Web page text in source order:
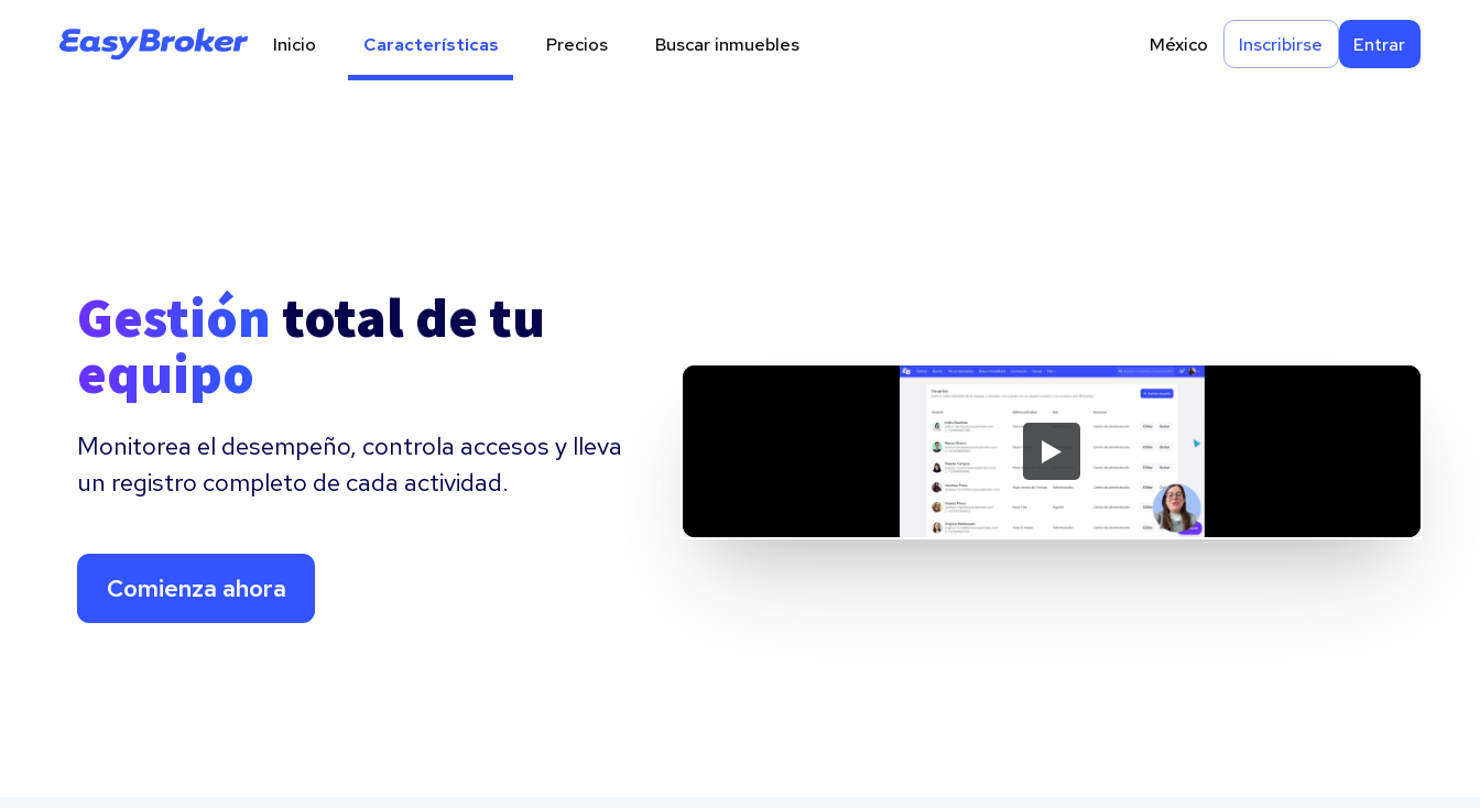
Inicio Características Precios Buscar inmuebles México Inscribirse Entrar
Gestión total de tu
equipo
Monitorea el desempeño, controla accesos y lleva
un registro completo de cada actividad.
Comienza ahora